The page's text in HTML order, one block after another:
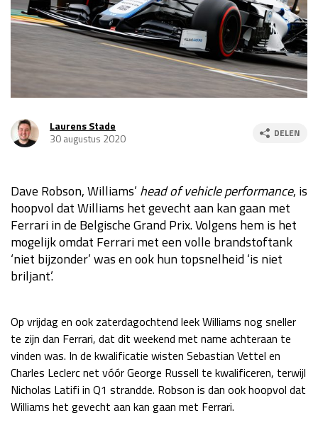
Race
za 13:00 - 15:00
GP VERENIGDE STATEN 2026 23 - 25 okt
Kwalificatie
za 23:00 - 00:00
GP MEXICO 2026 30 okt - 01 nov
Kwalificatie
za 22:00 - 23:00
Race
zo 21:00 - 23:00
GP SÃO PAULO 2026
Kwalificatie
za 19:00 - 20:00
Race
zo 18:00 - 20:00
Kwalificatie
za 05:00 - 06:00
Race
zo 05:00 - 07:00
GP ABU DHABI 2026 04 - 06 dec
Kwalificatie
Laurens Stade
30 augustus 2020
DELEN
Dave Robson, Williams’ head of vehicle performance, is
hoopvol dat Williams het gevecht aan kan gaan met
Ferrari in de Belgische Grand Prix. Volgens hem is het
mogelijk omdat Ferrari met een volle brandstoftank
‘niet bijzonder’ was en ook hun topsnelheid ‘is niet
briljant’.
Op vrijdag en ook zaterdagochtend leek Williams nog sneller
te zijn dan Ferrari, dat dit weekend met name achteraan te
vinden was. In de kwalificatie wisten Sebastian Vettel en
Charles Leclerc net vóór George Russell te kwalificeren, terwijl
Nicholas Latifi in Q1 strandde. Robson is dan ook hoopvol dat
Williams het gevecht aan kan gaan met Ferrari.